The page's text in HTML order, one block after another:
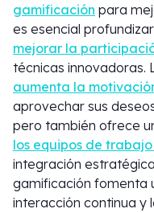
gamificación para
es esencial
mejorar la
técnicas innovadoras.
aumenta la
aprovechar sus
pero también ofrece
los equipos de
integración
gamificación fomenta
interacción continua y